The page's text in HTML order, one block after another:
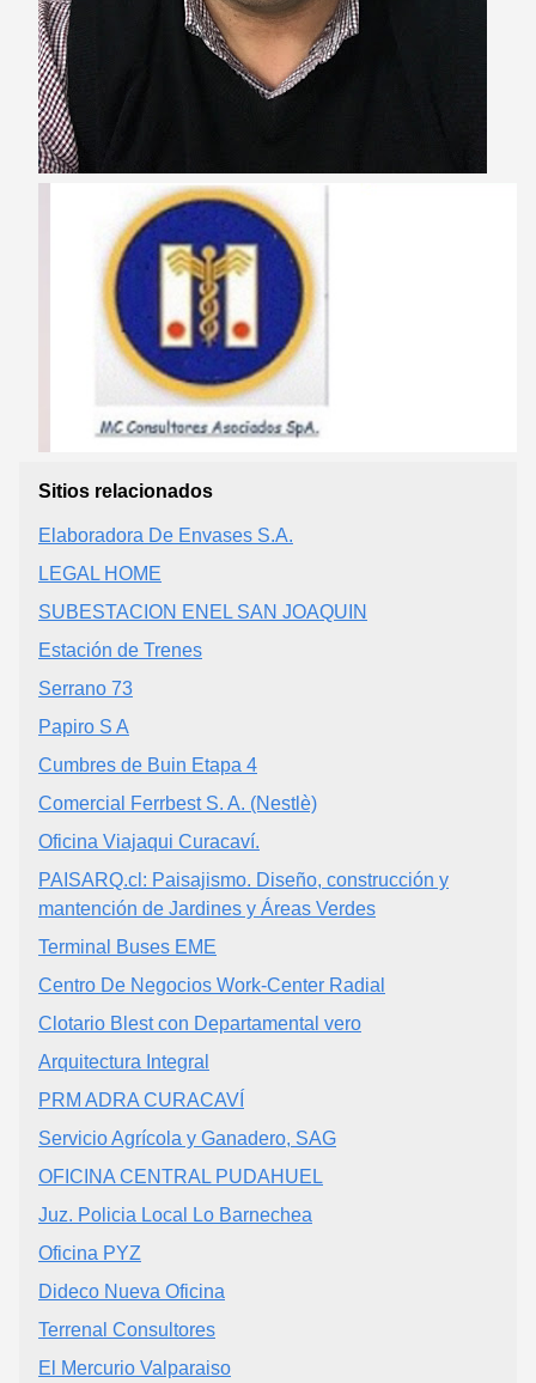
Sitios relacionados
Elaboradora De Envases S.A.
LEGAL HOME
SUBESTACION ENEL SAN JOAQUIN
Estación de Trenes
Serrano 73
Papiro S A
Cumbres de Buin Etapa 4
Comercial Ferrbest S. A. (Nestlè)
Oficina Viajaqui Curacaví.
PAISARQ.cl: Paisajismo. Diseño, construcción y
mantención de Jardines y Áreas Verdes
Terminal Buses EME
Centro De Negocios Work-Center Radial
Clotario Blest con Departamental vero
Arquitectura Integral
PRM ADRA CURACAVÍ
Servicio Agrícola y Ganadero, SAG
OFICINA CENTRAL PUDAHUEL
Juz. Policia Local Lo Barnechea
Oficina PYZ
Dideco Nueva Oficina
Terrenal Consultores
El Mercurio Valparaiso